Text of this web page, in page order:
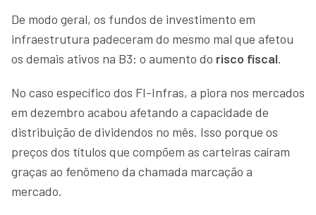
De modo geral, os fundos de investimento em
infraestrutura padeceram do mesmo mal que afetou
os demais ativos na B3: o aumento do risco fiscal.
No caso específico dos FI-Infras, a piora nos mercados
em dezembro acabou afetando a capacidade de
distribuição de dividendos no mês. Isso porque os
preços dos títulos que compõem as carteiras caíram
graças ao fenômeno da chamada marcação a
mercado.